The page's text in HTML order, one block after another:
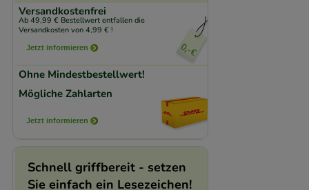
Versandkostenfrei
Ab 49,99 € Bestellwert entfallen die
Versandkosten von 4,99 € !
Jetzt informieren
Ohne Mindestbestellwert!
Mögliche Zahlarten
Jetzt informieren
Schnell griffbereit - setzen
Sie einfach ein Lesezeichen!